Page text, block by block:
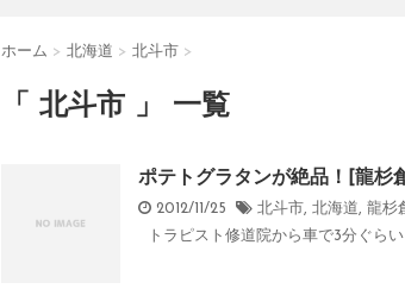
ホーム > 北海道 > 北斗市 >
「 北斗市 」 一覧
ポテトグラタンが絶品！[龍杉
2012/11/25 北斗市 , 北海道, 龍杉
トラピスト修道院から車で3分ぐら